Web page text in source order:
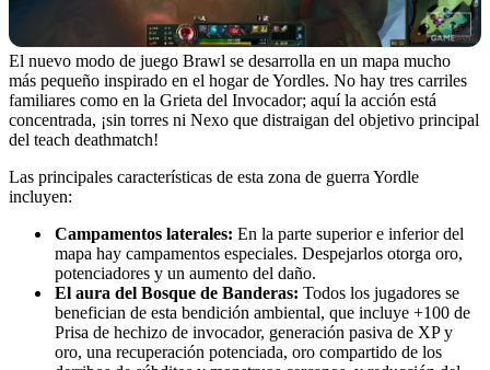
El nuevo modo de juego Brawl se desarrolla en un mapa mucho
más pequeño inspirado en el hogar de Yordles. No hay tres carriles
familiares como en la Grieta del Invocador; aquí la acción está
concentrada, ¡sin torres ni Nexo que distraigan del objetivo principal
del teach deathmatch!
Las principales características de esta zona de guerra Yordle
incluyen:
Campamentos laterales: En la parte superior e inferior del
mapa hay campamentos especiales. Despejarlos otorga oro,
potenciadores y un aumento del daño.
El aura del Bosque de Banderas: Todos los jugadores se
benefician de esta bendición ambiental, que incluye +100 de
Prisa de hechizo de invocador, generación pasiva de XP y
oro, una recuperación potenciada, oro compartido de los